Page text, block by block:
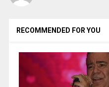
RECOMMENDED FOR YOU